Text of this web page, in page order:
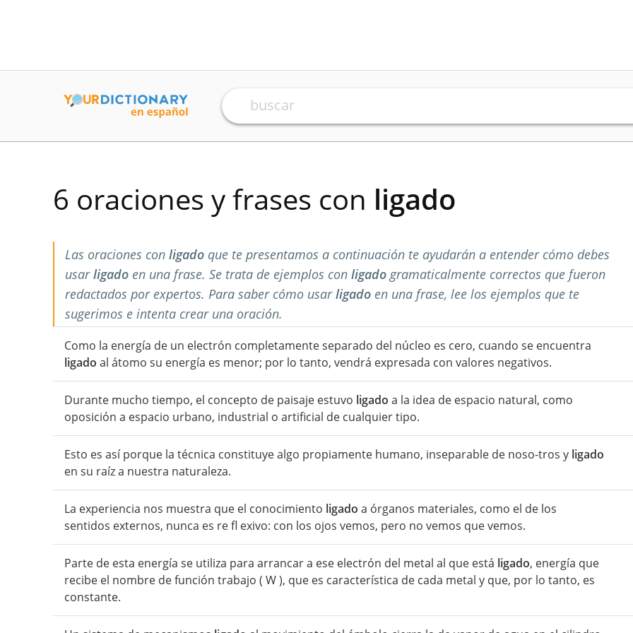
6 oraciones y frases con ligado
Las oraciones con ligado que te presentamos a continuación te ayudarán a entender cómo debes
usarligado en una frase. Se trata de ejemplos con ligadogramaticalmente correctos que fueron
redactados por expertos. Para saber cómo usarligado en una frase, lee los ejemplos que te
sugerimos e intenta crear una oración.
Como la energía de un electrón completamente separado del núcleo es cero, cuando se encuentra
ligado al átomo su energía es menor; por lo tanto, vendrá expresada con valores negativos.
Durante mucho tiempo, el concepto de paisaje estuvo ligado a la idea de espacio natural, como
oposición a espacio urbano, industrial o artificial de cualquier tipo.
Esto es así porque la técnica constituye algo propiamente humano, inseparable de noso-tros y ligado
en su raíz a nuestra naturaleza.
La experiencia nos muestra que el conocimiento ligado a órganos materiales, como el de los
sentidos externos, nunca es re fl exivo: con los ojos vemos, pero no vemos que vemos.
Parte de esta energía se utiliza para arrancar a ese electrón del metal al que está ligado, energía que
recibe el nombre de función trabajo ( W ), que es característica de cada metal y que, por lo tanto, es
constante.